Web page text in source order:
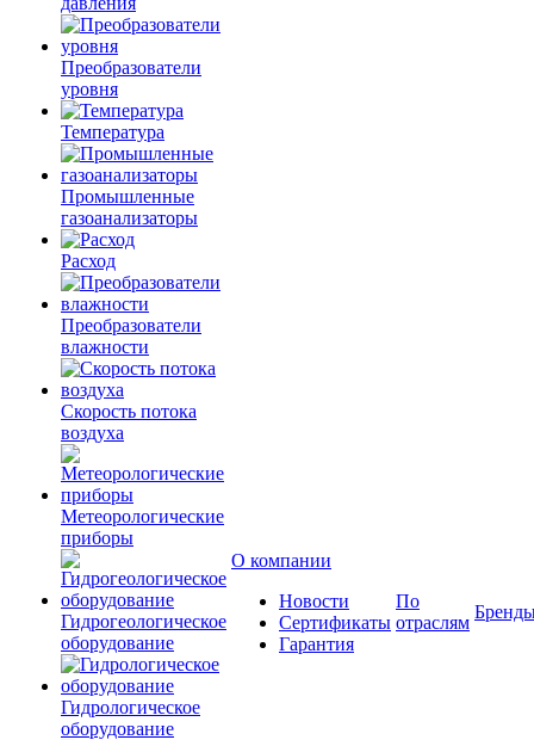
Преобразователи
уровня
Температура
Промышленные
газоанализаторы
Расход
Преобразователи
влажности
Скорость потока
воздуха
Метеорологические
приборы
Гидрогеологическое
оборудование
Гидрологическое
оборудование
О компании
Новости
Сертификаты
Гарантия
По
отраслям